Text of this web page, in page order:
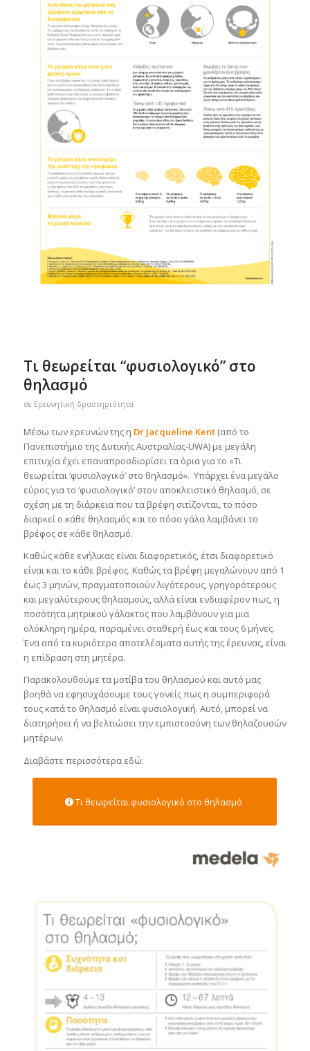
Τι θεωρείται “φυσιολογικό” στο
θηλασμό
σε Ερευνητική δραστηριότητα
Μέσω των ερευνών της η Dr Jacqueline Kent(από το
Πανεπιστήμιο της Δυτικής Αυστραλίας-UWA) με μεγάλη
επιτυχία έχει επαναπροσδιορίσει τα όρια για το «Τι
θεωρείται ‘φυσιολογικό’ στο θηλασμό». Υπάρχει ένα μεγάλο
εύρος για το ‘φυσιολογικό’ στον αποκλειστικό θηλασμό, σε
σχέση με τη διάρκεια που τα βρέφη σιτίζονται, το πόσο
διαρκεί ο κάθε θηλασμός και το πόσο γάλα λαμβάνει το
βρέφος σε κάθε θηλασμό.
Καθώς κάθε ενήλικας είναι διαφορετικός, έτσι διαφορετικό
είναι και το κάθε βρέφος. Καθώς τα βρέφη μεγαλώνουν από 1
έως 3 μηνών, πραγματοποιούν λιγότερους, γρηγορότερους
και μεγαλύτερους θηλασμούς, αλλά είναι ενδιαφέρον πως, η
ποσότητα μητρικού γάλακτος που λαμβάνουν για μια
ολόκληρη ημέρα, παραμένει σταθερή έως και τους 6 μήνες.
Ένα από τα κυριότερα αποτελέσματα αυτής της έρευνας, είναι
η επίδραση στη μητέρα.
Παρακολουθούμε τα μοτίβα του θηλασμού και αυτό μας
βοηθά να εφησυχάσουμε τους γονείς πως η συμπεριφορά
τους κατά το θηλασμό είναι φυσιολογική. Αυτό, μπορεί να
διατηρήσει ή να βελτιώσει την εμπιστοσύνη των θηλαζουσών
μητέρων.
Διαβάστε περισσότερα εδώ:
Τι θεωρείται φυσιολογικό στο θηλασμό